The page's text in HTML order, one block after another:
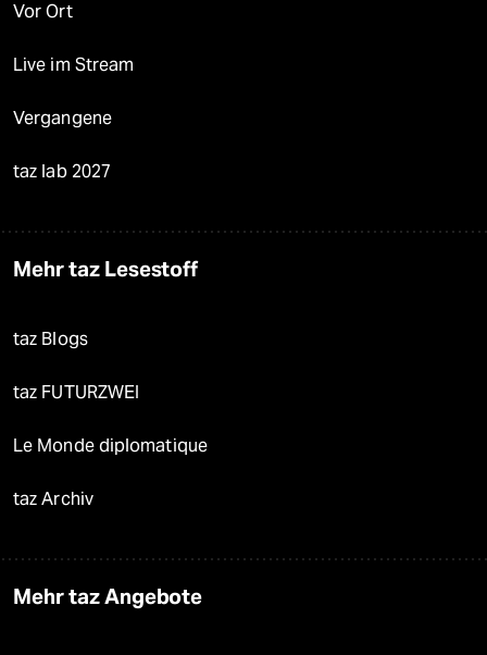
Vor Ort
Live im Stream
Vergangene
taz lab 2027
Mehr taz Lesestoff
taz Blogs
taz FUTURZWEI
Le Monde diplomatique
taz Archiv
Mehr taz Angebote